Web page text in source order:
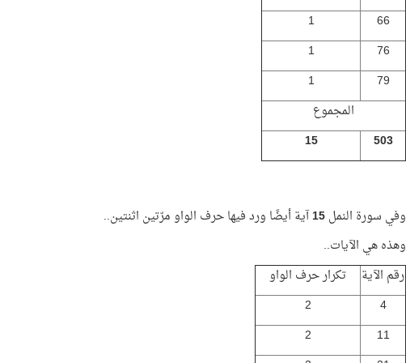
66
1
76
1
79
1
المجموع
503
15
وفي سورة النمل15آية أيضًا ورد فيها حرف الواو مرّتين اثنتين..
وهذه هي الآيات..
رقم الآية
تكرار حرف الواو
4
2
11
2